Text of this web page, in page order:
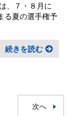
、７・８月に
る夏の選手権予
続きを読む
次へ